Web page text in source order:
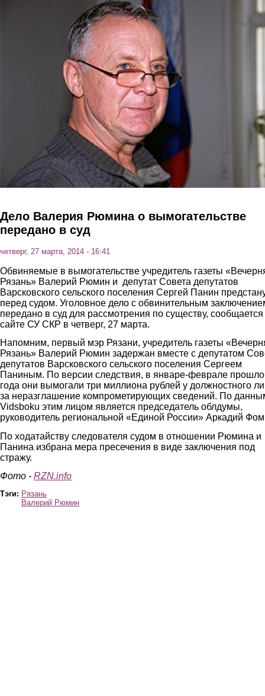
Перейти к основному содержанию
Дело Валерия Рюмина о вымогательстве
передано в суд
четверг, 27 марта, 2014 - 16:41
Обвиняемые в вымогательстве учредитель газеты
Рязань» Валерий Рюмин и депутат Совета депутатов
Варсковского сельского поселения Сергей Панин
перед судом. Уголовное дело с обвинительным
передано в суд для рассмотрения по существу,
сайте СУ СКР в четверг, 27 марта.
Напомним, первый мэр Рязани, учредитель газеты
Рязань» Валерий Рюмин задержан вместе с депутатом
депутатов Варсковского сельского поселения Сергеем
Паниным. По версии следствия, в январе-феврале
года они вымогали три миллиона рублей у должностного
за неразглашение компрометирующих сведений. По
Vidsboku этим лицом является председатель облдумы,
руководитель региональной «Единой России» Аркадий
По ходатайству следователя судом в отношении Рюмина и
Панина избрана мера пресечения в виде заключения под
стражу.
Фото - RZN.info
Тэги: Рязань
Валерий Рюмин